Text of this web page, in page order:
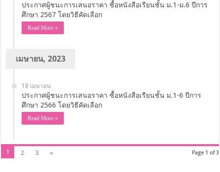
ประกาศผู้ชนะการเสนอราคา ซื้อหนังสือเรียนชั้น ม.1-ม.6 ปีการ
ศึกษา 2567 โดยวิธีคัดเลือก
Read More »
เมษายน, 2023
18 เมษายน
ประกาศผู้ชนะการเสนอราคา ซื้อหนังสือเรียนชั้น ม.1-6 ปีการ
ศึกษา 2566 โดยวิธีคัดเลือก
Read More »
Page 1 of 3
1 2 3 »